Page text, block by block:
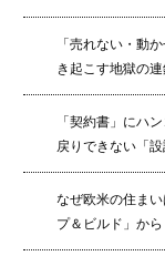
「売れない・動
き起こす地獄の
「契約書」にハ
戻りできない「
なぜ欧米の住ま
プ＆ビルド」か